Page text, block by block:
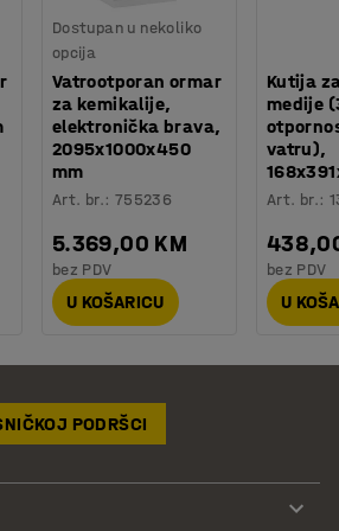
Dostupan u nekoliko
opcija
Vatrootporan ormar
za kemikalije,
elektronička brava,
2095x1000x450
mm
Art. br.: 755236
5.369,00 KM
bez PDV
U KOŠARICU
Kutija
medije
vatru),
Art. br.:
bez PDV
U
PODRŠCI